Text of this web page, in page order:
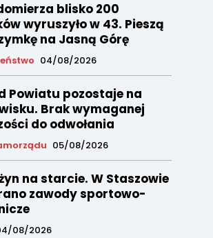
blisko 200
wyruszyło w 43. Pieszą
na Jasną Górę
04/08/2026
Powiatu pozostaje na
Brak wymaganej
do odwołania
05/08/2026
na starcie. W Staszowie
zawody sportowo-
08/2026